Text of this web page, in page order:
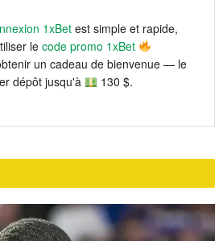
1xBet est simple et rapide,
le code promo 1xBet
un cadeau de bienvenue — le
dépôt jusqu'à
130 $.